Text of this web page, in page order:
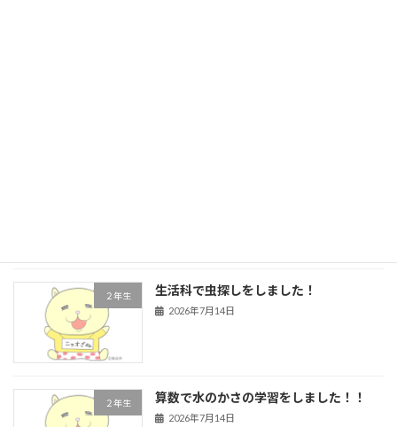
２年生 生活科で虫探しをしました！
2026年7月14日
２年生 算数で水のかさの学習をしました！！
2026年7月14日